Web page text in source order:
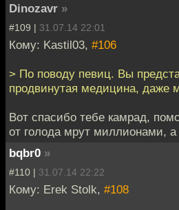
Dinozavr »
#109 | 31.07.14 22:01
Кому: Kastil03, #106
> По поводу певиц. Вы
продвинутая медицина, даже
Вот спасибо тебе камрад,
от голода мрут миллионами, а
bqbr0 »
#110 | 31.07.14 22:22
Кому: Erek Stolk, #108